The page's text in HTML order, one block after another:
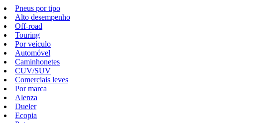
Pneus por tipo
Alto desempenho
Off-road
Touring
Por veículo
Automóvel
Caminhonetes
CUV/SUV
Comerciais leves
Por marca
Alenza
Dueler
Ecopia